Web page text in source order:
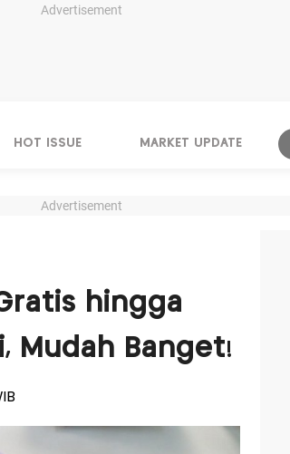
Advertisement
HOT ISSUE MARKET UPDATE
Advertisement
hingga
Mudah Banget!